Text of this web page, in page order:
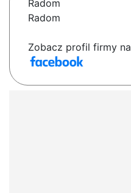
Radom
Radom
Zobacz profil firmy na